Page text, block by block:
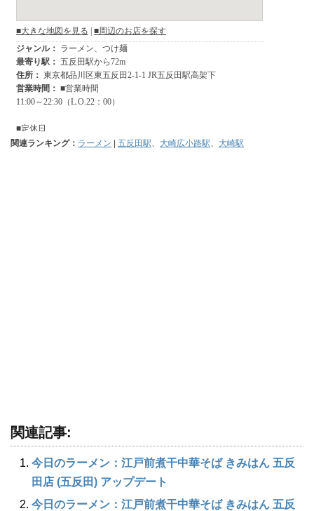
関連ランキング： ラーメン | 五反田駅 大崎広小路駅 大崎駅
関連記事:
今日のラーメン：江戸前煮干中華そば きみはん 五反
田店 (五反田) アップデート
今日のラーメン：江戸前煮干中華そば きみはん 五反